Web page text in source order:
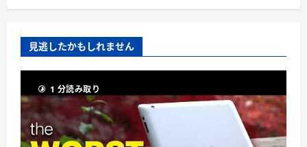
見逃したかもしれません
1 分読み取り